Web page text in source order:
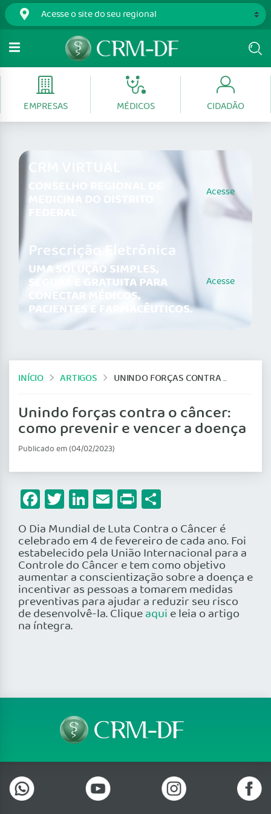
EMPRESAS MÉDICOS CIDADÃO
CRM VIRTUAL
CONSELHO REGIONAL DE
MEDICINA DO DISTRITO Acesse
Prescrição Eletrônica
UMA SOLUÇÃO SIMPLES,
SEGURA E GRATUITA PARA
CONECTAR MÉDICOS,
PACIENTES E FARMACÊUTICOS.
Acesse
INÍCIO ARTIGOS UNINDO FORÇAS CONTRA O CÂNCER: COMO PREVENIR E VENCER A DOENÇA
Unindo forças contra o câncer:
como prevenir e vencer a doença
Publicado em (04/02/2023)
Facebook
Twitter
LinkedIn
Email
Print
O Dia Mundial de Luta Contra o Câncer é
celebrado em 4 de fevereiro de cada ano. Foi
estabelecido pela União Internacional para a
Controle do Câncer e tem como objetivo
aumentar a conscientização sobre a doença e
incentivar as pessoas a tomarem medidas
preventivas para ajudar a reduzir seu risco
de desenvolvê-la. Cliqueaqui e leia o artigo
na íntegra.